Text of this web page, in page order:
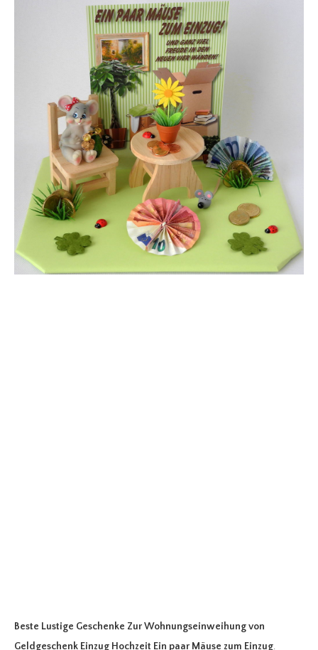
Beste Lustige Geschenke Zur Wohnungseinweihungvon
Geldgeschenk Einzug Hochzeit Ein paar Mäuse zum Einzug.